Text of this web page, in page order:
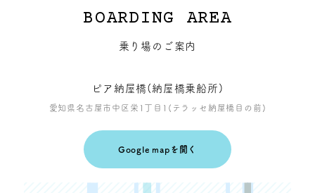
BOARDING AREA
乗り場のご案内
ピア納屋橋(納屋橋乗船所)
愛知県名古屋市中区栄1丁目1(テラッセ納屋橋目の前)
Google mapを開く